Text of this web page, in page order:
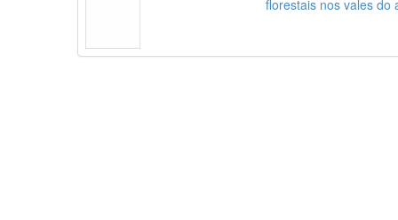
florestais nos vales do